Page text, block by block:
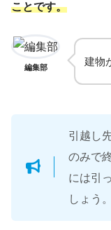
ことです。
編集部 建物
引越し
のみで
には引
しょう。